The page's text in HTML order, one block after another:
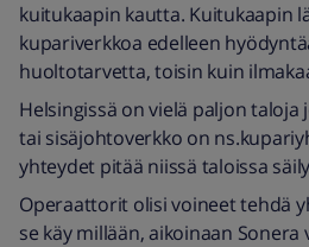
kuitukaapin kautta. Kuitukaapin
kupariverkkoa edelleen
huoltotarvetta, toisin kuin
Helsingissä on vielä paljon
tai sisäjohtoverkko on
yhteydet pitää niissä taloissa
Operaattorit olisi voineet tehdä
se käy millään, aikoinaan